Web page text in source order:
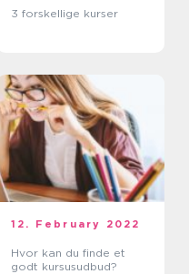
3 forskellige kurser
12. February 2022
Hvor kan du finde et
godt kursusudbud?